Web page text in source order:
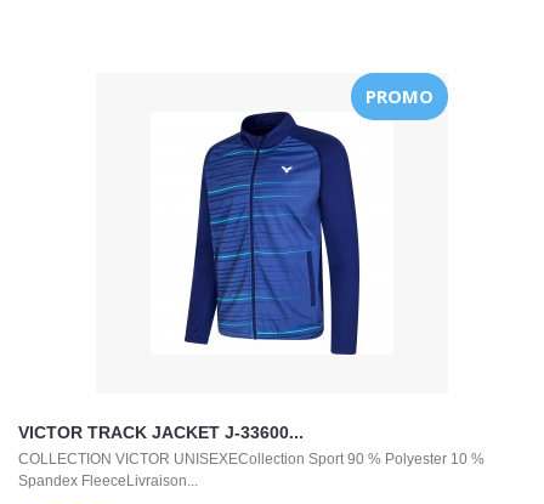
PROMO
VICTOR TRACK JACKET J-33600...
COLLECTION VICTOR UNISEXECollection Sport 90 % Polyester 10 %
Spandex FleeceLivraison...